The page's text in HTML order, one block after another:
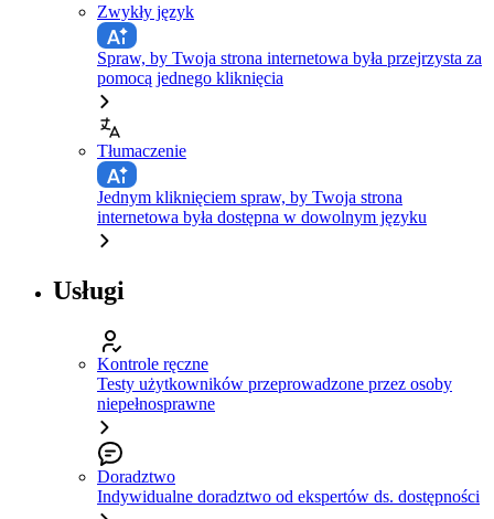
Zwykły język
Spraw, by Twoja strona internetowa była przejrzysta za
pomocą jednego kliknięcia
Tłumaczenie
Jednym kliknięciem spraw, by Twoja strona
internetowa była dostępna w dowolnym języku
Usługi
Kontrole ręczne
Testy użytkowników przeprowadzone przez osoby
niepełnosprawne
Doradztwo
Indywidualne doradztwo od ekspertów ds. dostępności